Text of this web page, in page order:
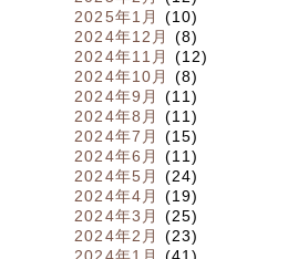
2025年1月
(10)
2024年12月
(8)
2024年11月
(12)
2024年10月
(8)
2024年9月
(11)
2024年8月
(11)
2024年7月
(15)
2024年6月
(11)
2024年5月
(24)
2024年4月
(19)
2024年3月
(25)
2024年2月
(23)
2024年1月
(41)